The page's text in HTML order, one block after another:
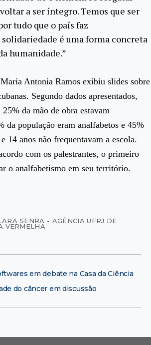
a ser íntegro. Temos que ser
tudo que o país faz
é uma forma concreta
humanidade.”
Antonia Ramos exibiu slides sobre
Segundo dados apresentados,
da mão de obra estavam
da população eram analfabetos e 45%
14 anos não frequentavam a escola.
com os palestrantes, o primeiro
o analfabetismo em seu território.
SENRA - AGÊNCIA UFRJ DE
VERMELHA
em debate na Casa da Ciência
do câncer em discussão